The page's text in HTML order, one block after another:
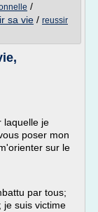
/
sa vie / reussir
laquelle je
poser mon
sur le
par tous;
je suis victime